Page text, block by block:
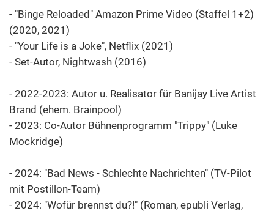
- "Binge Reloaded" Amazon Prime Video (Staffel 1+2)
(2020, 2021)
- "Your Life is a Joke", Netflix (2021)
- Set-Autor, Nightwash (2016)
- 2022-2023: Autor u. Realisator für Banijay Live Artist
Brand (ehem. Brainpool)
- 2023: Co-Autor Bühnenprogramm "Trippy" (Luke
Mockridge)
- 2024: "Bad News - Schlechte Nachrichten" (TV-Pilot
mit Postillon-Team)
- 2024: "Wofür brennst du?!" (Roman, epubli Verlag,